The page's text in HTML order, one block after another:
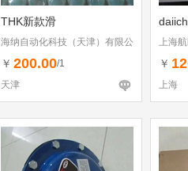
THK新款滑
海纳自动化科技（天津）有限公
司
￥ 200.00/1
天津
上海
￥
上海